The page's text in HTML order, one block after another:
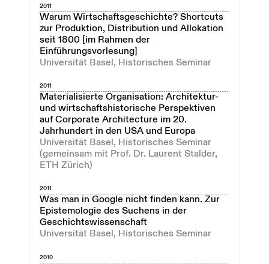
2011
Warum Wirtschaftsgeschichte? Shortcuts
zur Produktion, Distribution und Allokation
seit 1800 [im Rahmen der
Einführungsvorlesung]
Universität Basel, Historisches Seminar
2011
Materialisierte Organisation: Architektur-
und wirtschaftshistorische Perspektiven
auf Corporate Architecture im 20.
Jahrhundert in den USA und Europa
Universität Basel, Historisches Seminar
(gemeinsam mit Prof. Dr. Laurent Stalder,
ETH Zürich)
2011
Was man in Google nicht finden kann. Zur
Epistemologie des Suchens in der
Geschichtswissenschaft
Universität Basel, Historisches Seminar
2010